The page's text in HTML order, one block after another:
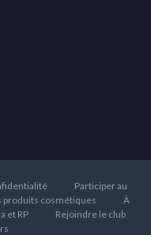
Participer au
produits cosmétiques
À
et RP
Rejoindre le club